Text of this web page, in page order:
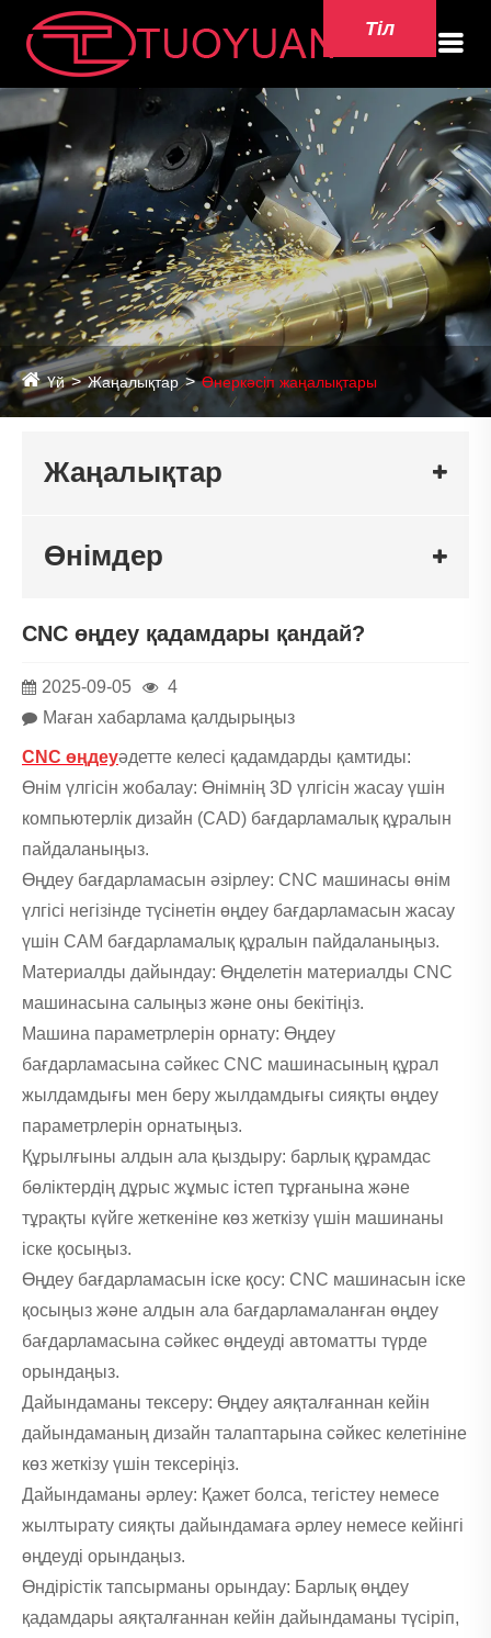
Тіл
Үй Жаңалықтар Өнеркәсіп жаңалықтары
Жаңалықтар
Өнімдер
CNC өңдеу қадамдары қандай?
2025-09-05
4
Маған хабарлама қалдырыңыз
CNC өңдеуәдетте келесі қадамдарды қамтиды:
Өнім үлгісін жобалау: Өнімнің 3D үлгісін жасау үшін
компьютерлік дизайн (CAD) бағдарламалық құралын
пайдаланыңыз.
Өңдеу бағдарламасын әзірлеу: CNC машинасы өнім
үлгісі негізінде түсінетін өңдеу бағдарламасын жасау
үшін CAM бағдарламалық құралын пайдаланыңыз.
Материалды дайындау: Өңделетін материалды CNC
машинасына салыңыз және оны бекітіңіз.
Машина параметрлерін орнату: Өңдеу
бағдарламасына сәйкес CNC машинасының құрал
жылдамдығы мен беру жылдамдығы сияқты өңдеу
параметрлерін орнатыңыз.
Құрылғыны алдын ала қыздыру: барлық құрамдас
бөліктердің дұрыс жұмыс істеп тұрғанына және
тұрақты күйге жеткеніне көз жеткізу үшін машинаны
іске қосыңыз.
Өңдеу бағдарламасын іске қосу: CNC машинасын іске
қосыңыз және алдын ала бағдарламаланған өңдеу
бағдарламасына сәйкес өңдеуді автоматты түрде
орындаңыз.
Дайындаманы тексеру: Өңдеу аяқталғаннан кейін
дайындаманың дизайн талаптарына сәйкес келетініне
көз жеткізу үшін тексеріңіз.
Дайындаманы әрлеу: Қажет болса, тегістеу немесе
жылтырату сияқты дайындамаға әрлеу немесе кейінгі
өңдеуді орындаңыз.
Өндірістік тапсырманы орындау: Барлық өңдеу
қадамдары аяқталғаннан кейін дайындаманы түсіріп,